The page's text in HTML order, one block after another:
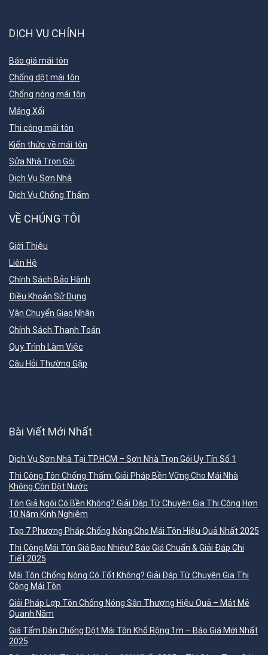
DỊCH VỤ CHÍNH
Báo giá mái tôn
Chống dột mái tôn
Chống nóng mái tôn
Máng Xối
Thi công mái tôn
Kiến thức về mái tôn
Sửa Nhà Trọn Gói
Dịch Vụ Sơn Nhà
Dịch Vụ Chống Thấm
VỀ CHÚNG TÔI
Giới Thiệu
Liên Hệ
Chính Sách Bảo Hành
Điều Khoản Sử Dụng
Vận Chuyển Giao Nhận
Chính Sách Thanh Toán
Quy Trình Làm Việc
Câu Hỏi Thường Gặp
Bài Viết Mới Nhất
Dịch Vụ Sơn Nhà Tại TP.HCM – Sơn Nhà Trọn Gói Uy Tín Số 1
Thi Công Tôn Chống Thấm: Giải Pháp Bền Vững Cho Mái Nhà
Không Còn Dột Nước
Tôn Giả Ngói Có Bền Không? Giải Đáp Từ Chuyên Gia Thi Công Hơn
10 Năm Kinh Nghiệm
Top 7 Phương Pháp Chống Nóng Cho Mái Tôn Hiệu Quả Nhất 2025
Thi Công Mái Tôn Giá Bao Nhiêu? Báo Giá Chuẩn & Giải Đáp Chi
Tiết 2025
Mái Tôn Chống Nóng Có Tốt Không? Giải Đáp Từ Chuyên Gia Thi
Công Mái Tôn
Giải Pháp Lợp Tôn Chống Nóng Sân Thượng Hiệu Quả – Mát Mẻ
Quanh Năm
Giá Tấm Dán Chống Dột Mái Tôn Khổ Rộng 1m – Báo Giá Mới Nhất
2025